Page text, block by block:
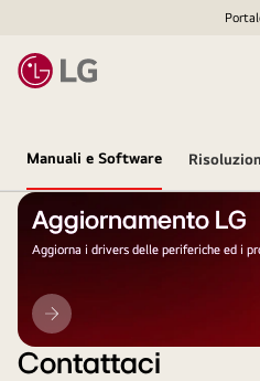
Manuali e Software
Aggiornamento LG
Aggiorna i drivers delle periferiche ed i
Aggiornamento
LG
Contattaci